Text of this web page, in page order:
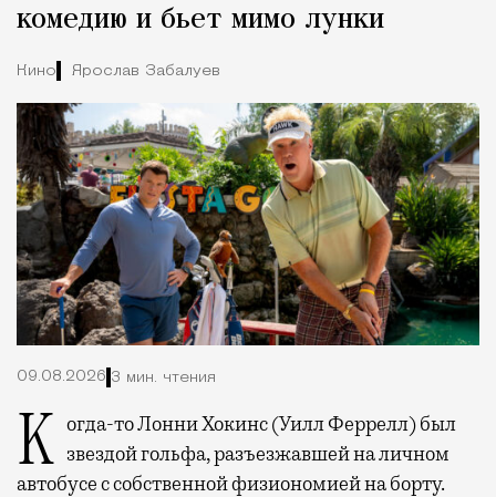
комедию и бьет мимо лунки
Кино Ярослав Забалуев
09.08.2026 3 мин. чтения
Когда-то Лонни Хокинс (Уилл Феррелл) был звездой гольфа, разъезжавшей на личном
автобусе с собственной физиономией на борту.